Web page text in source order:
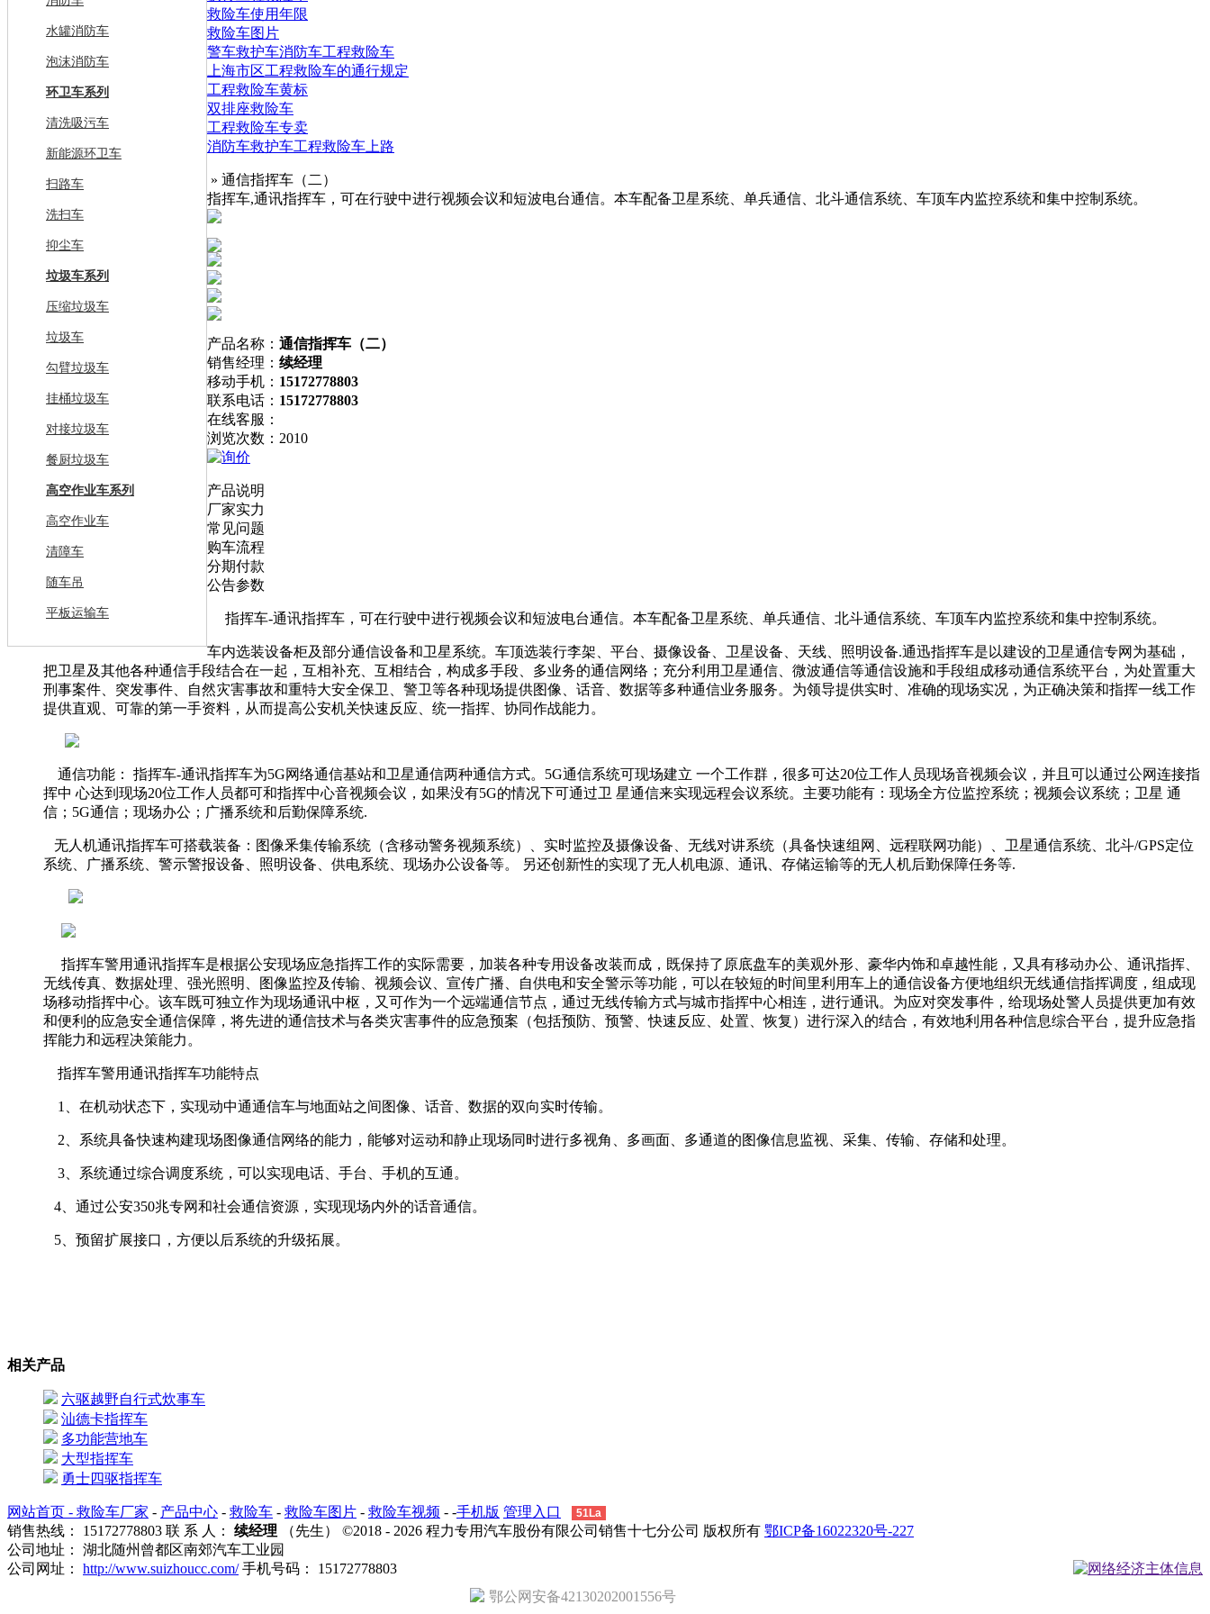
水罐消防车
泡沫消防车
环卫车系列
清洗吸污车
新能源环卫车
扫路车
洗扫车
抑尘车
垃圾车系列
压缩垃圾车
垃圾车
勾臂垃圾车
挂桶垃圾车
对接垃圾车
餐厨垃圾车
高空作业车系列
高空作业车
清障车
随车吊
平板运输车
救险车使用年限
救险车图片
警车救护车消防车工程救险车
上海市区工程救险车的通行规定
工程救险车黄标
双排座救险车
工程救险车专卖
消防车救护车工程救险车上路
» 通信指挥车（二）
指挥车,通讯指挥车，可在行驶中进行视频会议和短波电台通信。本车配备卫星系统、单兵通信、北斗通信系统、车顶车内监控系统和集中控制系统。
产品名称： 通信指挥车（二）
销售经理： 续经理
移动手机： 15172778803
联系电话： 15172778803
在线客服：
浏览次数：2010
产品说明
厂家实力
常见问题
购车流程
分期付款
公告参数
指挥车-通讯指挥车，可在行驶中进行视频会议和短波电台通信。本车配备卫星系统、单兵通信、北斗通信系统、车顶车内监控系统和集中控制系统。
车内选装设备柜及部分通信设备和卫星系统。车顶选装行李架、平台、摄像设备、卫星设备、天线、照明设备.通迅指挥车是以建设的卫星通信专网为基础，
把卫星及其他各种通信手段结合在一起，互相补充、互相结合，构成多手段、多业务的通信网络；充分利用卫星通信、微波通信等通信设施和手段组成移动通信系统平台，为处置重大
刑事案件、突发事件、自然灾害事故和重特大安全保卫、警卫等各种现场提供图像、话音、数据等多种通信业务服务。为领导提供实时、准确的现场实况，为正确决策和指挥一线工作
提供直观、可靠的第一手资料，从而提高公安机关快速反应、统一指挥、协同作战能力。
通信功能： 指挥车-通讯指挥车为5G网络通信基站和卫星通信两种通信方式。5G通信系统可现场建立 一个工作群，很多可达20位工作人员现场音视频会议，并且可以通过公网连接指
挥中 心达到现场20位工作人员都可和指挥中心音视频会议，如果没有5G的情况下可通过卫 星通信来实现远程会议系统。主要功能有：现场全方位监控系统；视频会议系统；卫星 通
信；5G通信；现场办公；广播系统和后勤保障系统.
无人机通讯指挥车可搭载装备：图像釆集传输系统（含移动警务视频系统）、实时监控及摄像设备、无线对讲系统（具备快速组网、远程联网功能）、卫星通信系统、北斗/GPS定位
系统、广播系统、警示警报设备、照明设备、供电系统、现场办公设备等。 另还创新性的实现了无人机电源、通讯、存储运输等的无人机后勤保障任务等.
指挥车警用通讯指挥车是根据公安现场应急指挥工作的实际需要，加装各种专用设备改装而成，既保持了原底盘车的美观外形、豪华内饰和卓越性能，又具有移动办公、通讯指挥、
无线传真、数据处理、强光照明、图像监控及传输、视频会议、宣传广播、自供电和安全警示等功能，可以在较短的时间里利用车上的通信设备方便地组织无线通信指挥调度，组成现
场移动指挥中心。该车既可独立作为现场通讯中枢，又可作为一个远端通信节点，通过无线传输方式与城市指挥中心相连，进行通讯。为应对突发事件，给现场处警人员提供更加有效
和便利的应急安全通信保障，将先进的通信技术与各类灾害事件的应急预案（包括预防、预警、快速反应、处置、恢复）进行深入的结合，有效地利用各种信息综合平台，提升应急指
挥能力和远程决策能力。
指挥车警用通讯指挥车功能特点
1、在机动状态下，实现动中通通信车与地面站之间图像、话音、数据的双向实时传输。
2、系统具备快速构建现场图像通信网络的能力，能够对运动和静止现场同时进行多视角、多画面、多通道的图像信息监视、采集、传输、存储和处理。
3、系统通过综合调度系统，可以实现电话、手台、手机的互通。
4、通过公安350兆专网和社会通信资源，实现现场内外的话音通信。
5、预留扩展接口，方便以后系统的升级拓展。
相关产品
六驱越野自行式炊事车
汕德卡指挥车
多功能营地车
大型指挥车
勇士四驱指挥车
网站首页 - 救险车厂家 - 产品中心 - 救险车 - 救险车图片 - 救险车视频 - -手机版 管理入口 51La
销售热线： 15172778803 联 系 人： 续经理 （先生） ©2018 - 2026 程力专用汽车股份有限公司销售十七分公司 版权所有 鄂ICP备16022320号-227
公司地址： 湖北随州曾都区南郊汽车工业园
公司网址： http://www.suizhoucc.com/手机号码： 15172778803
鄂公网安备42130202001556号